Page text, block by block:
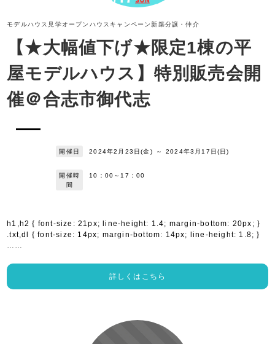
モデルハウス見学オープンハウス キャンペーン新築分譲・仲介
【★大幅値下げ★限定1棟の平
屋モデルハウス】特別販売会開
催＠合志市御代志
開催日 2024年2月23日(金) ～ 2024年3月17日(日)
開催時
間
10：00～17：00
h1,h2 { font-size: 21px; line-height: 1.4; margin-bottom: 20px; }
.txt,dl { font-size: 14px; margin-bottom: 14px; line-height: 1.8; }
……
詳しくはこちら